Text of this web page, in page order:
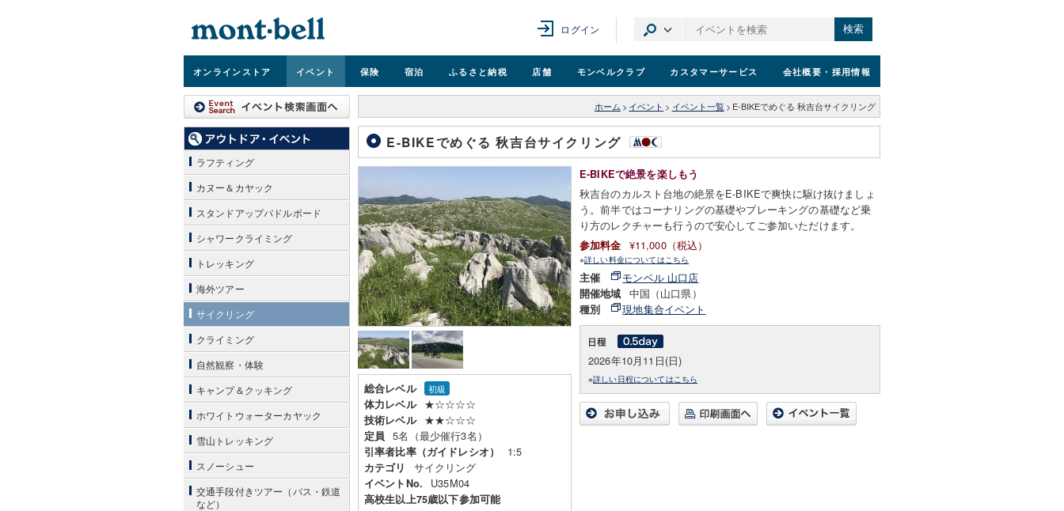
ログイン 検索
オンラインストア イベント 保険 宿泊 ふるさと納税 店舗 モンベルクラブ カスタマーサービス 会社概要 ・採用情報
ホーム > イベント > イベント一覧 > E-BIKEでめぐる 秋吉台サイクリング
E-BIKEでめぐる 秋吉台サイクリング
総合レベル 初級
体力レベル ★☆☆☆☆
技術レベル ★★☆☆☆
定員 5名（最少催行3名）
引率者比率（ガイドレシオ） 1:5
カテゴリ サイクリング
イベントNo. U35M04
高校生以上75歳以下参加可能
E-BIKEで絶景を楽しもう
秋吉台のカルスト台地の絶景をE-BIKEで爽快に駆け抜けましょ
う。前半ではコーナリングの基礎やブレーキングの基礎など乗
り方のレクチャーも行うので安心してご参加いただけます。
参加料金 ¥11,000（税込）
※詳しい料金についてはこちら
主催 モンベル 山口店
開催地域 中国（山口県）
種別 現地集合イベント
2026年10月11日(日)
※詳しい日程についてはこちら
ラフティング
カヌー＆カヤック
スタンドアップパドルボード
シャワークライミング
トレッキング
海外ツアー
サイクリング
クライミング
自然観察・体験
キャンプ＆クッキング
ホワイトウォーターカヤック
雪山トレッキング
スノーシュー
交通手段付きツアー（バス・鉄道
など）